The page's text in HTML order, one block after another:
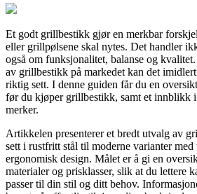
Et godt grillbestikk gjør en merkbar
eller grillpølsene skal nytes. Det handler
også om funksjonalitet, balanse og
av grillbestikk på markedet kan det
riktig sett. I denne guiden får du en
før du kjøper grillbestikk, samt et innblikk
merker.
Artikkelen presenterer et bredt utvalg av
sett i rustfritt stål til moderne varianter med
ergonomisk design. Målet er å gi en
materialer og prisklasser, slik at du lettere
passer til din stil og ditt behov.